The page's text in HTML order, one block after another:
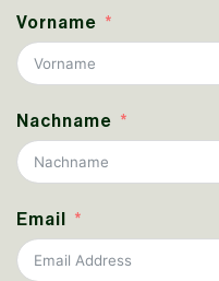
Vorname
Nachname
Email